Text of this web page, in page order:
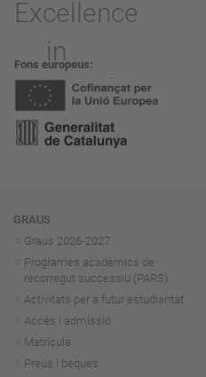
Fons europeus
Navegació
GRAUS
Graus 2026-2027
Programes acadèmics de
recorregut successiu (PARS)
Activitats per a futur estudiantat
Accés i admissió
Matrícula
Preus i beques